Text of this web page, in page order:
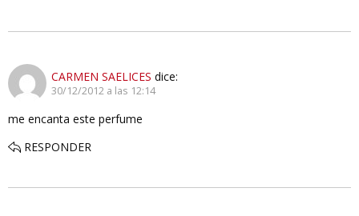
CARMEN SAELICES dice:
30/12/2012 a las 12:14
me encanta este perfume
RESPONDER